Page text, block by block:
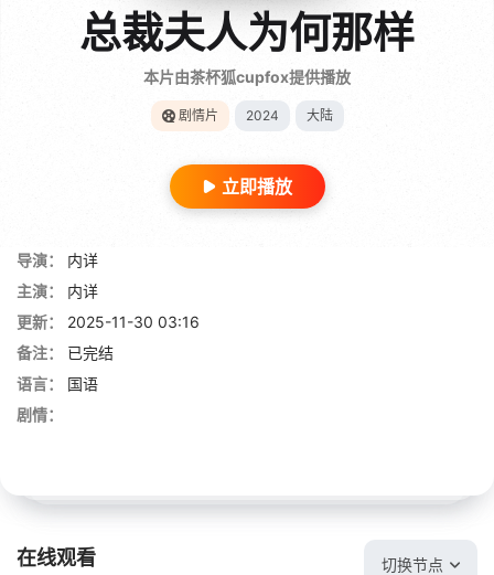
总裁夫人为何那样
本片由茶杯狐cupfox提供播放
剧情片 2024 大陆
立即播放
导演：
内详
主演：
内详
更新：
2025-11-30 03:16
备注：
已完结
语言：
国语
剧情：
在线观看 切换节点